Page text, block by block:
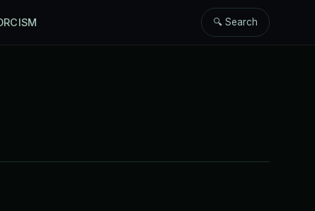
🔍 Search